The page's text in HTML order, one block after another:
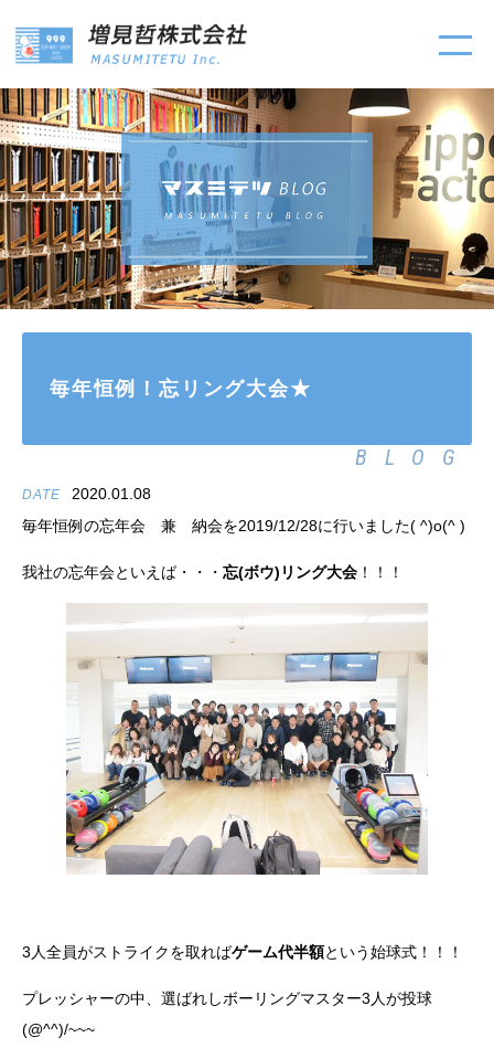
毎年恒例！忘リング大会★
BLOG
DATE
2020.01.08
毎年恒例の忘年会 兼 納会を2019/12/28に行いました( ^)o(^ )
我社の忘年会といえば・・・ 忘(ボウ)リング大会 ！！！
3人全員がストライクを取ればゲーム代半額という始球式！！！
プレッシャーの中、選ばれしボーリングマスター3人が投球
(@^^)/~~~